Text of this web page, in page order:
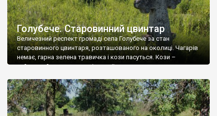
Голубече. Старовинний цвинтар
Величезний респект громаді села Голубече за стан
старовинного цвинтаря, розташованого на околиці. Чагарів
немає, гарна зелена травичка і кози пасуться. Кози –
найкращий регулятор шкідливої, для старих кладовищ,
бруньками, кози ті бруньки обгризають, бо то улюблений
делікатес. На цвинтарі у Голубечому ціла колекція
різноманітних форм хрестів. Село відносно невелике, […]